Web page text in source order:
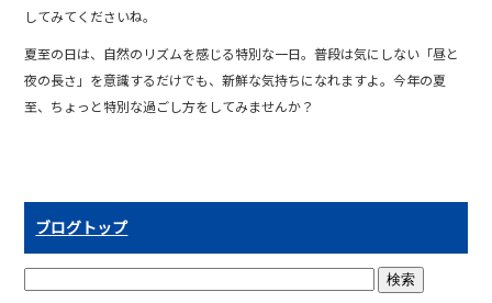
してみてくださいね。
夏至の日は、自然のリズムを感じる特別な一日。普段は気にしない「昼と
夜の長さ」を意識するだけでも、新鮮な気持ちになれますよ。今年の夏
至、ちょっと特別な過ごし方をしてみませんか？
ブログトップ